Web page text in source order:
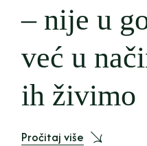
– nije u
već u
ih živimo
Pročitaj više